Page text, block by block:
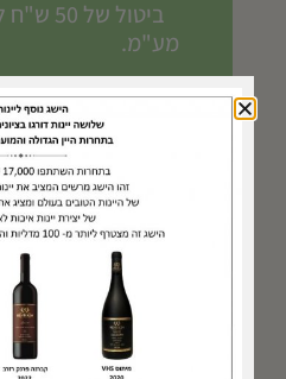
ביטול
מע"מ.
*שימו לב! ביום
תהיה זמינות למענה
שמחליט להגיע
מוזמן בשמחה – אנו
מקום ישיבה, אך
נכנסים.
רחוב השיזף 4 רעננה, מתחם דלי ריי.
חניה